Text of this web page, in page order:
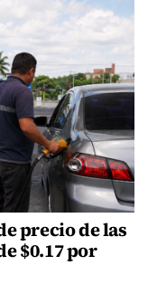
precio de las
$0.17 por